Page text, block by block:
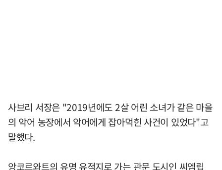
사브리 서장은 "2019년에도 2살 어린 소녀가 같은 마을
의 악어 농장에서 악어에게 잡아먹힌 사건이 있었다"고
말했다.
앙코르와트의 유명 유적지로 가는 관문 도시인 씨엠립